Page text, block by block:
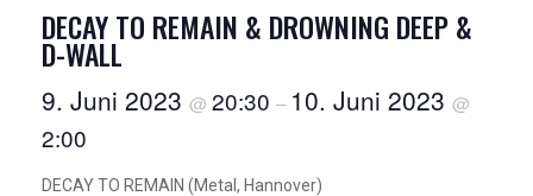
DECAY TO REMAIN & DROWNING DEEP &
D-WALL
9. Juni 2023 @ 20:30 – 10. Juni 2023 @
2:00
DECAY TO REMAIN (Metal, Hannover)